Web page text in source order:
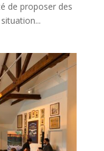
de proposer des